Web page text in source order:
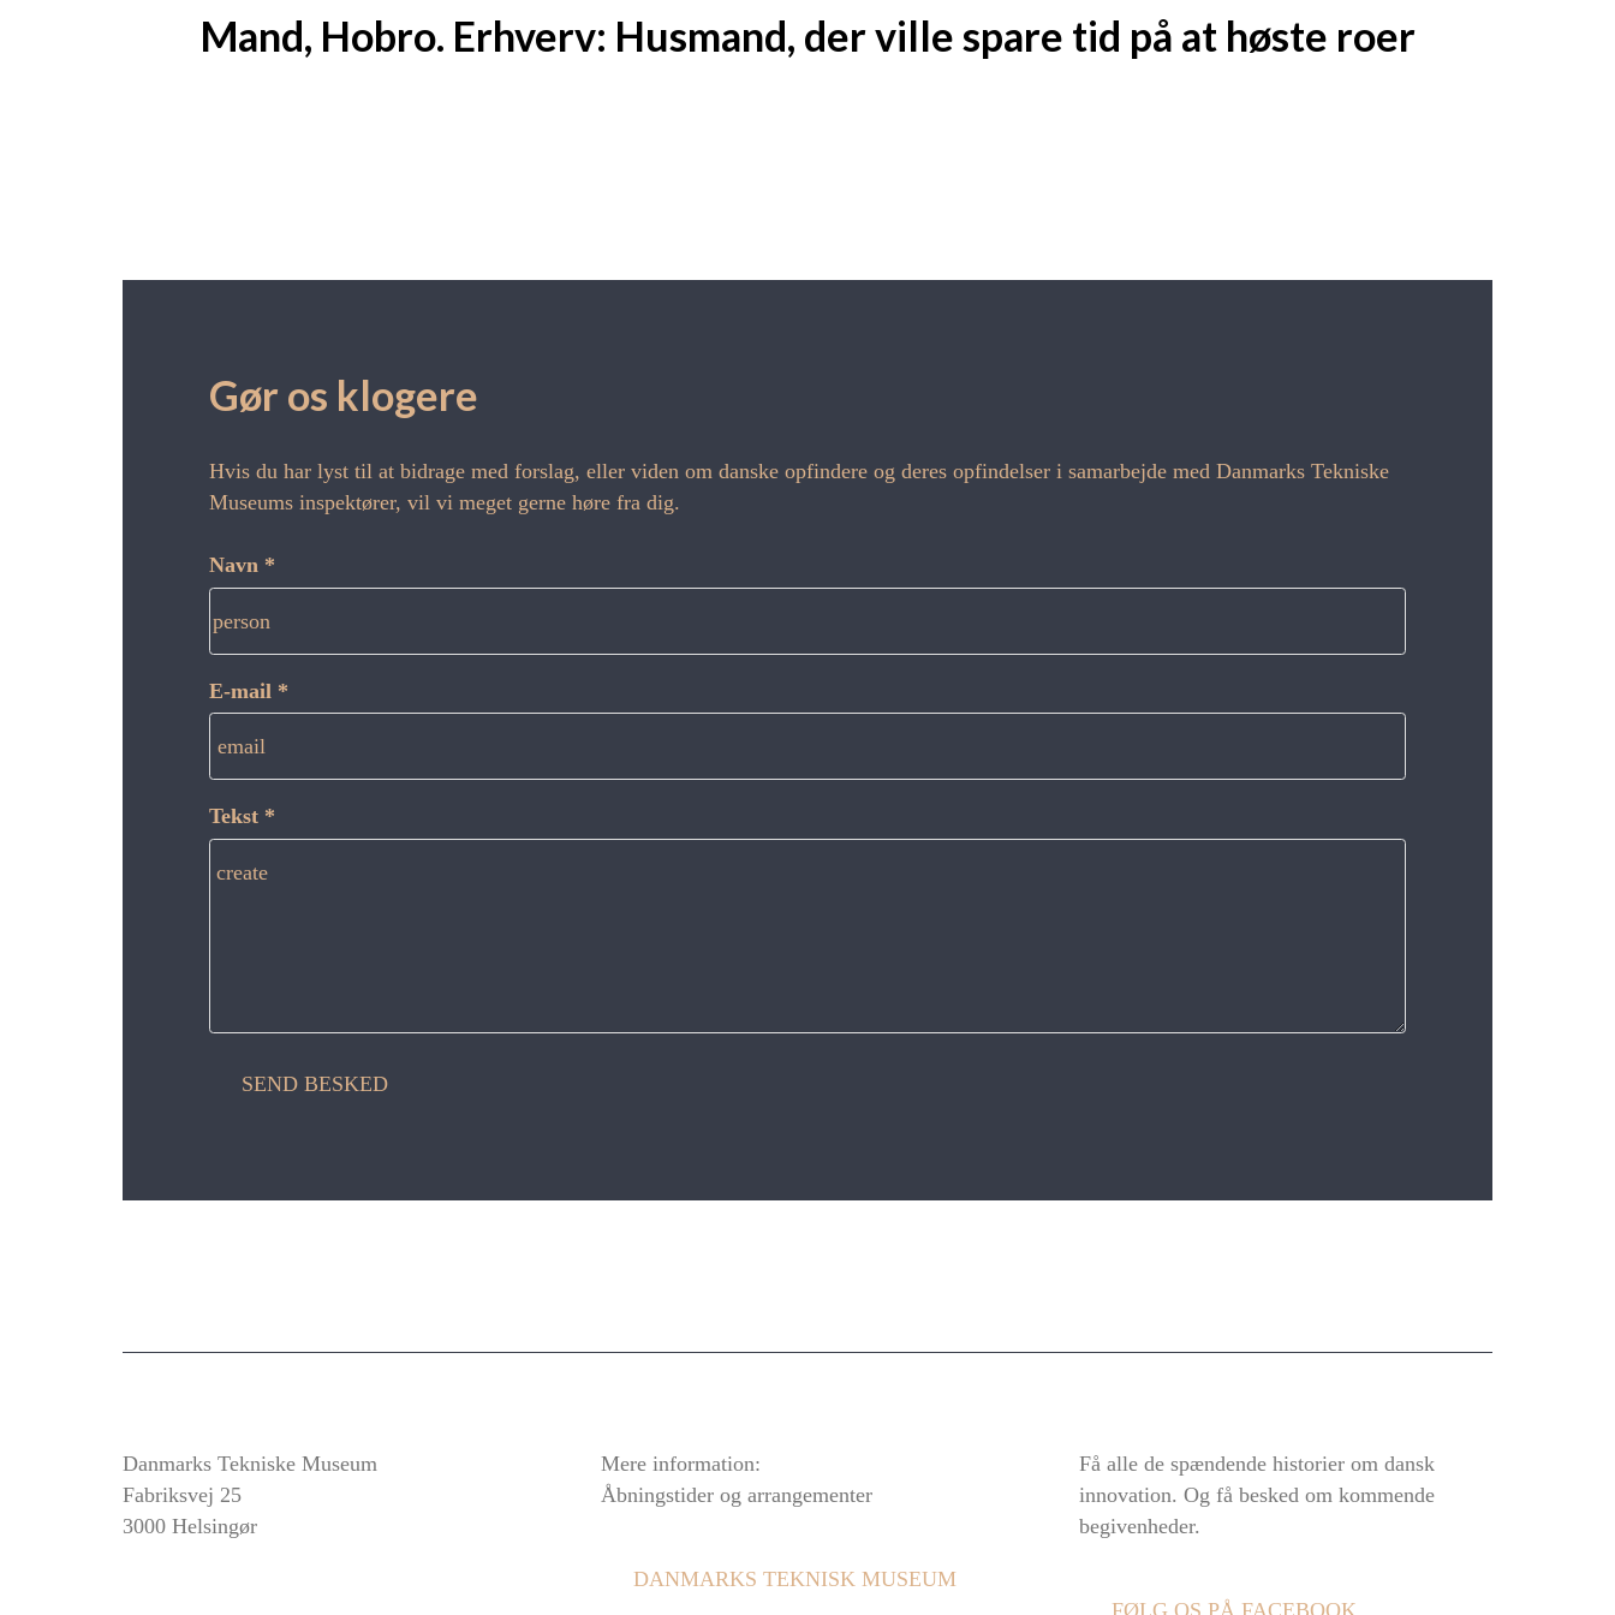
Mand, Hobro. Erhverv: Husmand, der ville spare tid på at høste roer
Gør os klogere
Hvis du har lyst til at bidrage med forslag, eller viden om danske opfindere og deres opfindelser i samarbejde med Danmarks Tekniske
Museums inspektører, vil vi meget gerne høre fra dig.
Navn *
person
E-mail *
email
Tekst *
create
SEND BESKED
Danmarks Tekniske Museum
Fabriksvej 25
3000 Helsingør
Mere information:
Åbningstider og arrangementer
DANMARKS TEKNISK MUSEUM
Få alle de spændende historier om dansk
innovation. Og få besked om kommende
begivenheder.